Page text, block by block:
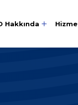
Hakkında